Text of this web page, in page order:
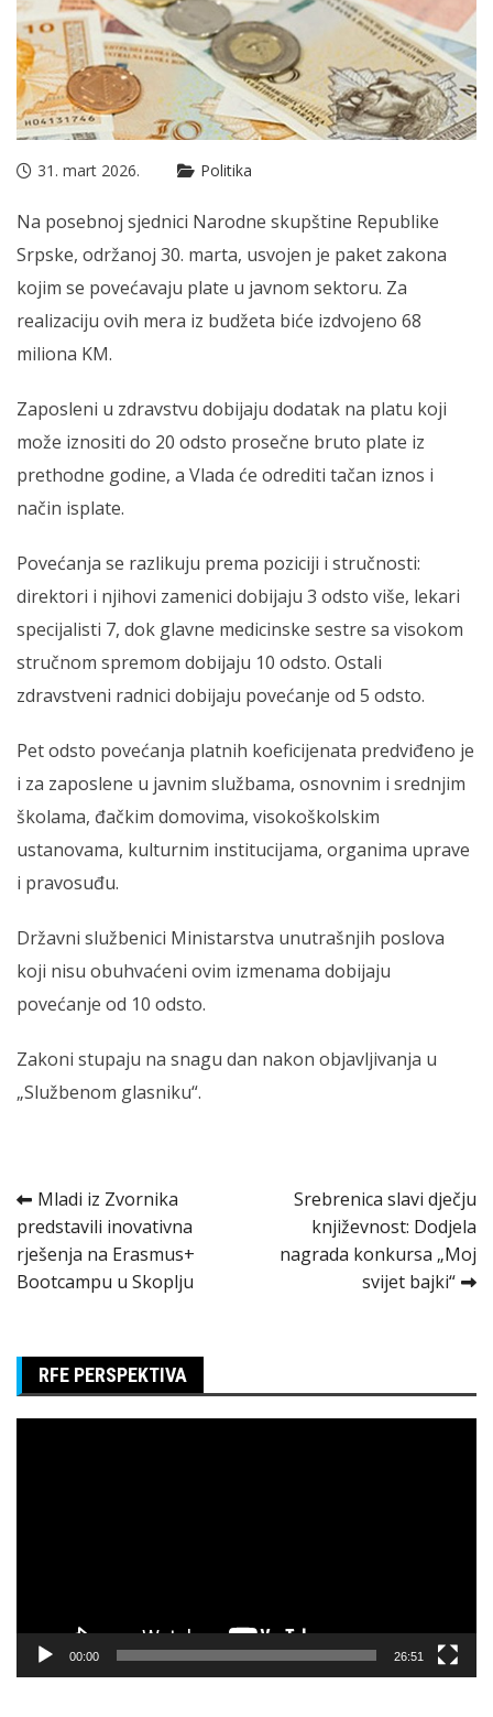
31. mart 2026. Politika
Na pos­ebnoj sjednici Narodne skupštine Republike
Srpske, održanoj 30. marta, usvojen je paket zakona
kojim se povećavaju plate u javnom sektoru. Za
realizaciju ovih mera iz budžeta biće izdvojeno 68
miliona KM.
Zaposleni u zdravstvu dobijaju dodatak na platu koji
može iznositi do 20 odsto prosečne bruto plate iz
prethodne godine, a Vlada će odrediti tačan iznos i
način isplate.
Povećanja se razlikuju prema poziciji i stručnosti:
direktori i njihovi zamenici dobijaju 3 odsto više, lekari
specijalisti 7, dok glavne medicinske sestre sa visokom
stručnom spremom dobijaju 10 odsto. Ostali
zdravstveni radnici dobijaju povećanje od 5 odsto.
Pet odsto povećanja platnih koeficijenata predviđeno je
i za zaposlene u javnim službama, osnovnim i srednjim
školama, đačkim domovima, visokoškolskim
ustanovama, kulturnim institucijama, organima uprave
i pravosuđu.
Državni službenici Ministarstva unutrašnjih poslova
koji nisu obuhvaćeni ovim izmenama dobijaju
povećanje od 10 odsto.
Zakoni stupaju na snagu dan nakon objavljivanja u
„Službenom glasniku“.
Kretanje
članka
Mladi iz Zvornika
predstavili inovativna
rješenja na Erasmus+
Bootcampu u Skoplju
Srebrenica slavi dječju
književnost: Dodjela
nagrada konkursa „Moj
svijet bajki“
RFE PERSPEKTIVA
00:00 26:51